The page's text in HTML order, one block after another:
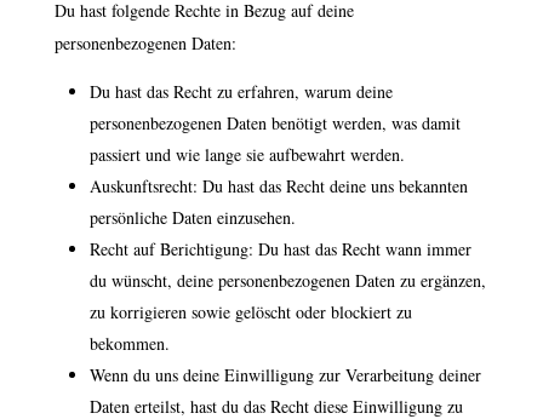
Du hast folgende Rechte in Bezug auf deine
personenbezogenen Daten:
Du hast das Recht zu erfahren, warum deine
personenbezogenen Daten benötigt werden, was damit
passiert und wie lange sie aufbewahrt werden.
Auskunftsrecht: Du hast das Recht deine uns bekannten
persönliche Daten einzusehen.
Recht auf Berichtigung: Du hast das Recht wann immer
du wünscht, deine personenbezogenen Daten zu ergänzen,
zu korrigieren sowie gelöscht oder blockiert zu
bekommen.
Wenn du uns deine Einwilligung zur Verarbeitung deiner
Daten erteilst, hast du das Recht diese Einwilligung zu